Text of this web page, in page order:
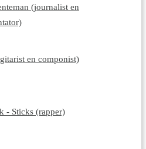
(journalist en
en componist)
- Sticks (rapper)